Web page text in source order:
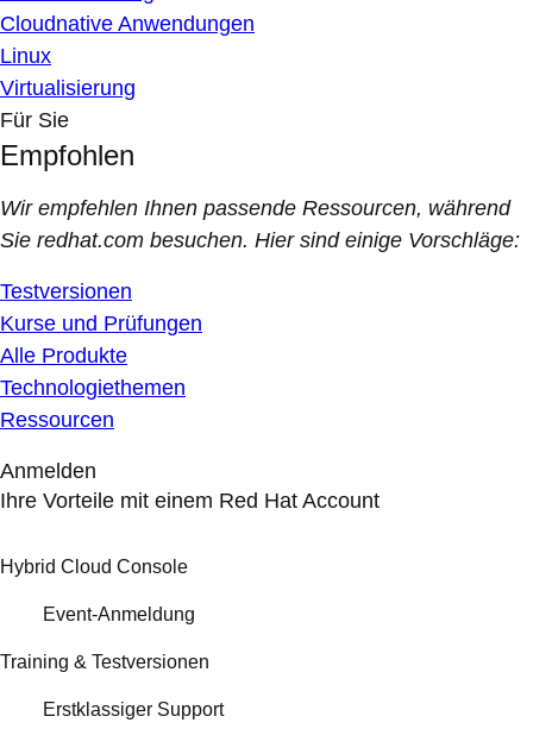
Cloudnative Anwendungen
Linux
Virtualisierung
Für Sie
Empfohlen
Wir empfehlen Ihnen passende Ressourcen, während
Sie redhat.com besuchen. Hier sind einige Vorschläge:
Testversionen
Kurse und Prüfungen
Alle Produkte
Technologiethemen
Ressourcen
Anmelden
Ihre Vorteile mit einem Red Hat Account
Hybrid Cloud Console
Event-Anmeldung
Training & Testversionen
Erstklassiger Support